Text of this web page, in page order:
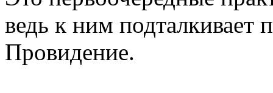
ведь к ним
Провидение.